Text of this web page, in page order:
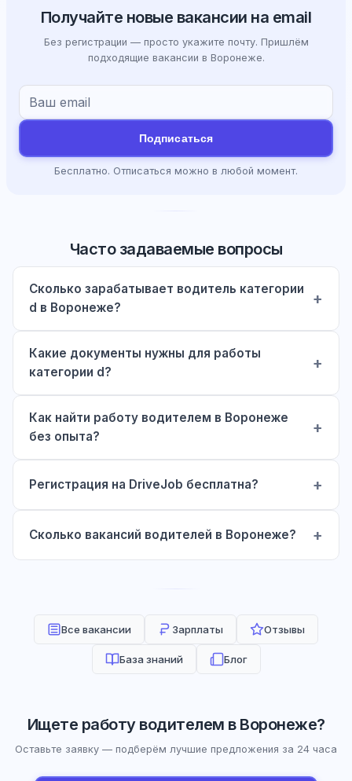
Получайте новые вакансии на email
Без регистрации — просто укажите почту. Пришлём
подходящие вакансии в Воронеже.
Подписаться
Бесплатно. Отписаться можно в любой момент.
Часто задаваемые вопросы
Сколько зарабатывает водитель категории
d в Воронеже?
Какие документы нужны для работы
категории d?
Как найти работу водителем в Воронеже
без опыта?
Регистрация на DriveJob бесплатна?
Сколько вакансий водителей в Воронеже?
Все вакансии Зарплаты Отзывы
База знаний Блог
Ищете работу водителем в Воронеже?
Оставьте заявку — подберём лучшие предложения за 24 часа